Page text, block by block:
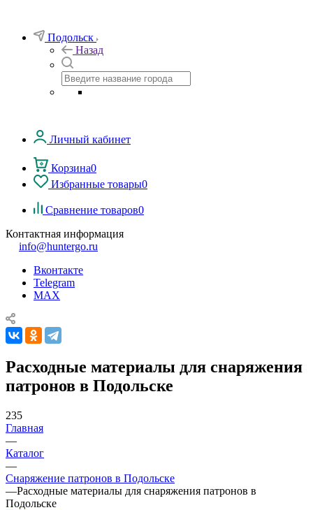
Подольск
Назад
Личный кабинет
Корзина0
Избранные товары0
Сравнение товаров0
Контактная информация
info@huntergo.ru
Вконтакте
Telegram
MAX
Расходные материалы для снаряжения
патронов в Подольске
235
Главная
—
Каталог
—
Снаряжение патронов в Подольске
—Расходные материалы для снаряжения патронов в
Подольске